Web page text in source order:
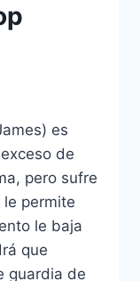
es
de
pero sufre
permite
le baja
que
guardia de